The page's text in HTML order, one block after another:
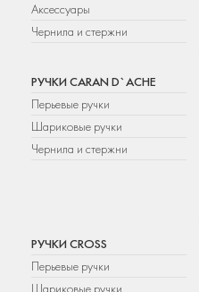
Аксессуары
Чернила и стержни
РУЧКИ CARAN D`ACHE
Перьевые ручки
Шариковые ручки
Чернила и стержни
РУЧКИ CROSS
Перьевые ручки
Шариковые ручки